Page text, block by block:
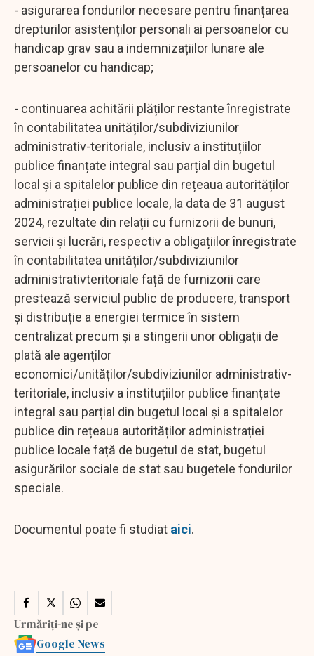
- asigurarea fondurilor necesare pentru finanțarea
drepturilor asistenților personali ai persoanelor cu
handicap grav sau a indemnizațiilor lunare ale
persoanelor cu handicap;
- continuarea achitării plăților restante înregistrate
în contabilitatea unităților/subdiviziunilor
administrativ-teritoriale, inclusiv a instituțiilor
publice finanțate integral sau parțial din bugetul
local și a spitalelor publice din rețeaua autorităților
administrației publice locale, la data de 31 august
2024, rezultate din relații cu furnizorii de bunuri,
servicii și lucrări, respectiv a obligațiilor înregistrate
în contabilitatea unităților/subdiviziunilor
administrativteritoriale față de furnizorii care
prestează serviciul public de producere, transport
și distribuție a energiei termice în sistem
centralizat precum și a stingerii unor obligații de
plată ale agenților
economici/unităților/subdiviziunilor administrativ-
teritoriale, inclusiv a instituțiilor publice finanțate
integral sau parțial din bugetul local și a spitalelor
publice din rețeaua autorităților administrației
publice locale față de bugetul de stat, bugetul
asigurărilor sociale de stat sau bugetele fondurilor
speciale.
Documentul poate fi studiat aici.
Urmăriți-ne și pe
Google News